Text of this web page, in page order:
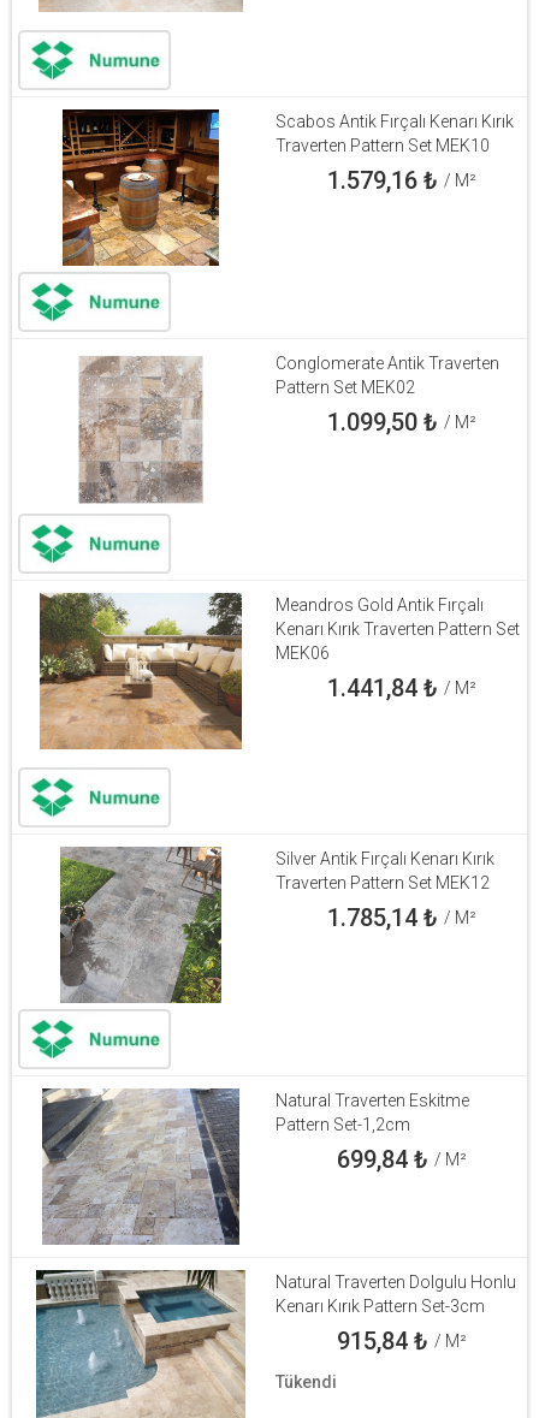
Scabos Antik Fırçalı Kenarı Kırık
Traverten Pattern Set MEK10
1.579,16₺ / M²
Conglomerate Antik Traverten
Pattern Set MEK02
1.099,50₺ / M²
Meandros Gold Antik Fırçalı
Kenarı Kırık Traverten Pattern Set
MEK06
1.441,84₺ / M²
Silver Antik Fırçalı Kenarı Kırık
Traverten Pattern Set MEK12
1.785,14₺ / M²
Natural Traverten Eskitme
Pattern Set-1,2cm
699,84₺ / M²
Natural Traverten Dolgulu Honlu
Kenarı Kırık Pattern Set-3cm
915,84₺ / M²
Tükendi